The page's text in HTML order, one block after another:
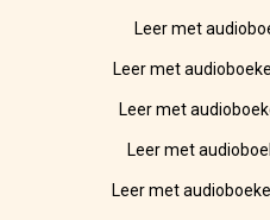
Leer met
Leer met
Leer met
Leer met
Leer met